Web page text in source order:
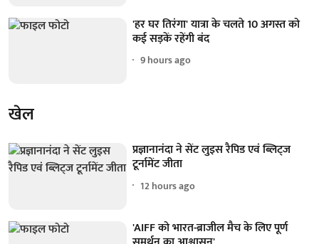
'हर घर तिरंगा' यात्रा के चलते 10 अगस्त को
कई सड़कें रहेंगी बंद
9 hours ago
खेल
प्रज्ञानानंदा ने सेंट लुइस रैपिड एवं ब्लिट्ज
टूर्नामेंट जीता
12 hours ago
'AIFF को भारत-ब्राजील मैच के लिए पूर्ण